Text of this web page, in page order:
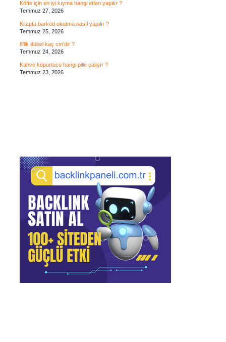
Köfte için en iyi kıyma hangi etten yapılır ?
Temmuz 27, 2026
Kitapta barkod okutma nasıl yapılır ?
Temmuz 25, 2026
8’lik dübel kaç cm’dir ?
Temmuz 24, 2026
Kahve köpürtücü hangi pille çalışır ?
Temmuz 23, 2026